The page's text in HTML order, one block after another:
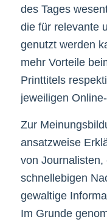
des Tages
die für relevante
genutzt werden
mehr Vorteile
Printtitels
jeweiligen
Zur
ansatzweise
von
schnellebigen
gewaltige
Im Grunde